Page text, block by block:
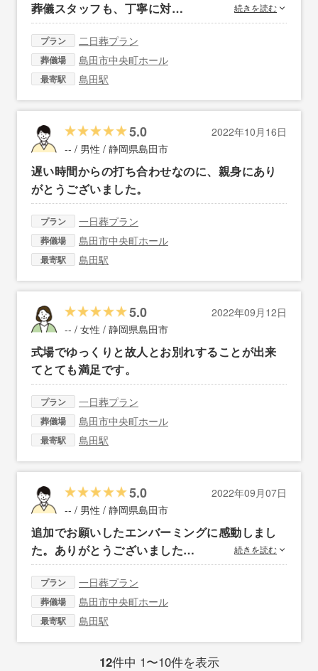
葬儀スタッフも、丁寧に対… 続きを読む
プラン 二日葬プラン
葬儀場 島田市中央町ホール
最寄駅 島田駅
5.0
2022年10月16日
-- / 男性 / 静岡県島田市
遅い時間からの打ち合わせなのに、親身にあり
がとうございました。
プラン 一日葬プラン
葬儀場 島田市中央町ホール
最寄駅 島田駅
5.0
2022年09月12日
-- / 女性 / 静岡県島田市
式場でゆっくりと故人とお別れすることが出来
てとても満足です。
プラン 一日葬プラン
葬儀場 島田市中央町ホール
最寄駅 島田駅
5.0
2022年09月07日
-- / 男性 / 静岡県島田市
追加でお願いしたエンバーミングに感動しまし
た。ありがとうございました…
続きを読む
プラン 一日葬プラン
葬儀場 島田市中央町ホール
最寄駅 島田駅
12件中 1〜10件を表示